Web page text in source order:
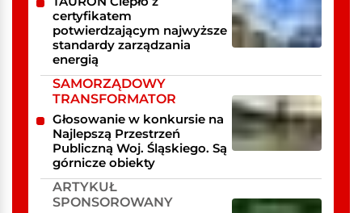
certyfikatem
potwierdzającym najwyższe
standardy zarządzania
energią
SAMORZĄDOWY
TRANSFORMATOR
Głosowanie w konkursie na
Najlepszą Przestrzeń
Publiczną Woj. Śląskiego. Są
górnicze obiekty
ARTYKUŁ
SPONSOROWANY